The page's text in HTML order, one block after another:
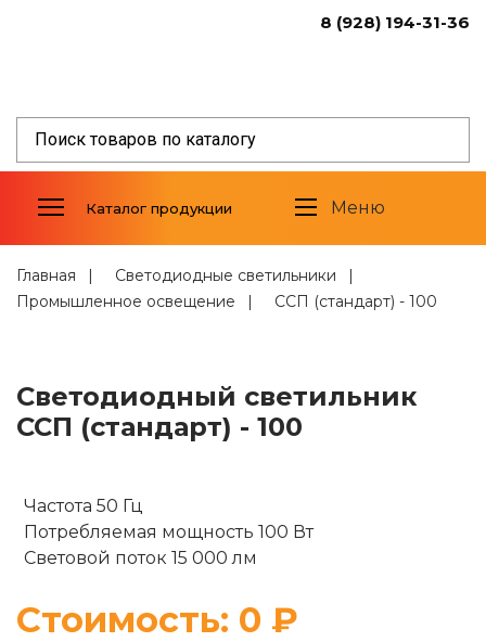
8 (928) 194-31-36
Каталог продукции Меню
Уличное освещение
Промышленное освещение
Светодиодные прожекторы
Фитосветильники
Светильники спец.назначения
Алюминиевый профиль
Стабилизированные источники
тока
Комплектующие
Солнечные батареи
Главная
Светодиодные светильники
Промышленное освещение
ССП (стандарт) - 100
Светодиодный светильник
ССП (стандарт) - 100
Частота 50 Гц
Потребляемая мощность 100 Вт
Световой поток 15 000 лм
Стоимость: 0 ₽